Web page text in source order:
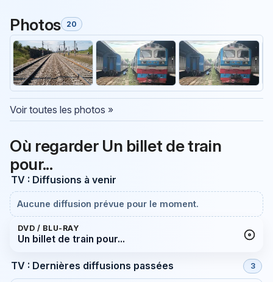
Photos 20
Voir toutes les photos »
Où regarder Un billet de train
pour...
TV : Diffusions à venir
Aucune diffusion prévue pour le moment.
DVD / BLU-RAY
Un billet de train pour...
TV : Dernières diffusions passées 3